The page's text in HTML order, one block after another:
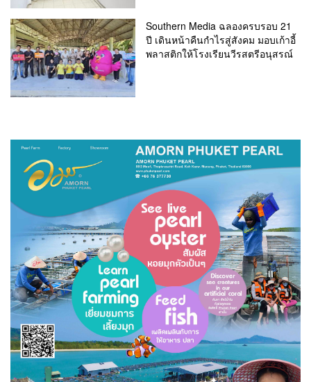
Southern Media ฉลองครบรอบ 21
ปี เดินหน้าคืนกำไรสู่สังคม มอบเก้าอี้
พลาสติกให้โรงเรียนวีรสตรีอนุสรณ์